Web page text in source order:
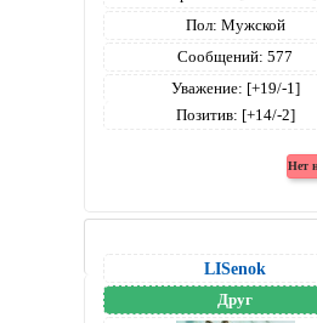
Пол: Мужской
Сообщений: 577
Уважение: [+19/-1]
Позитив: [+14/-2]
LISenok
Друг